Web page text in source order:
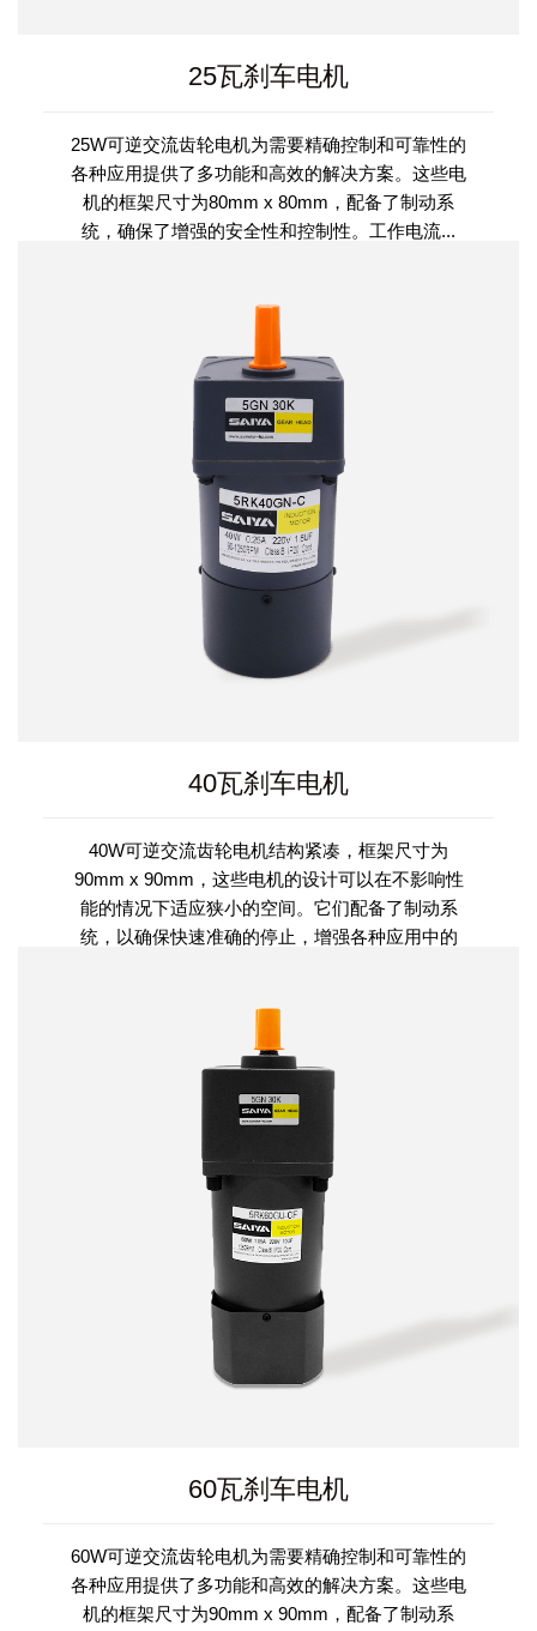
25瓦刹车电机
25W可逆交流齿轮电机为需要精确控制和可靠性的
各种应用提供了多功能和高效的解决方案。这些电
机的框架尺寸为80mm x 80mm，配备了制动系
统，确保了增强的安全性和控制性。工作电流...
40瓦刹车电机
40W可逆交流齿轮电机结构紧凑，框架尺寸为
90mm x 90mm，这些电机的设计可以在不影响性
能的情况下适应狭小的空间。它们配备了制动系
统，以确保快速准确的停止，增强各种应用中的
60瓦刹车电机
60W可逆交流齿轮电机为需要精确控制和可靠性的
各种应用提供了多功能和高效的解决方案。这些电
机的框架尺寸为90mm x 90mm，配备了制动系